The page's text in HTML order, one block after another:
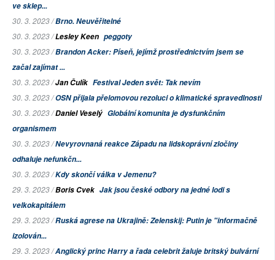
ve sklep...
30. 3. 2023 /Brno. Neuvěřitelné
30. 3. 2023 /Lesley Keen peggoty
30. 3. 2023 /Brandon Acker: Píseň, jejímž prostřednictvím jsem se
začal zajímat ...
30. 3. 2023 /Jan Čulík Festival Jeden svět: Tak nevím
30. 3. 2023 /OSN přijala přelomovou rezoluci o klimatické spravedlnosti
30. 3. 2023 /Daniel Veselý Globální komunita je dysfunkčním
organismem
30. 3. 2023 /Nevyrovnaná reakce Západu na lidskoprávní zločiny
odhaluje nefunkčn...
30. 3. 2023 /Kdy skončí válka v Jemenu?
29. 3. 2023 /Boris Cvek Jak jsou české odbory na jedné lodi s
velkokapitálem
29. 3. 2023 /Ruská agrese na Ukrajině: Zelenskij: Putin je "informačně
izolován...
29. 3. 2023 /Anglický princ Harry a řada celebrit žaluje britský bulvární